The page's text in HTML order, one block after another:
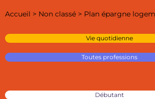
Accueil > Non classé > Plan épargne
Vie quotidienne
Toutes professions
Débutant